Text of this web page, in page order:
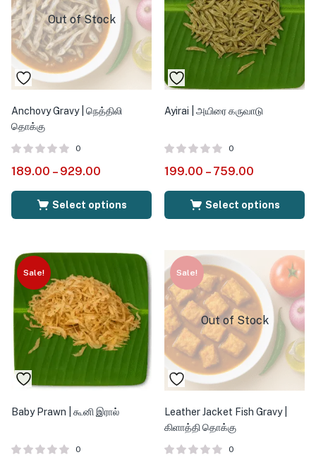
Out of Stock
Anchovy Gravy | நெத்திலி
தொக்கு
0
189.00 – 929.00
Select options
Ayirai | அயிரை கருவாடு
0
199.00 – 759.00
Select options
Sale!
Baby Prawn | கூனி இரால்
0
Sale!
Out of Stock
Leather Jacket Fish Gravy |
கிளாத்தி தொக்கு
0